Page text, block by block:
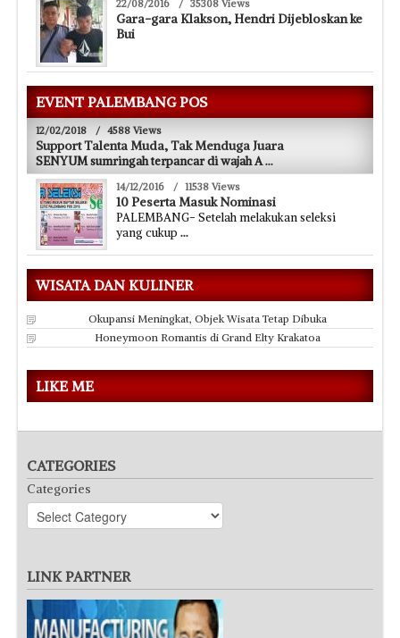
22/08/2016 / 35308 Views
Gara-gara Klakson, Hendri Dijebloskan ke
Bui
EVENT PALEMBANG POS
12/02/2018 / 4588 Views
Support Talenta Muda, Tak Menduga Juara
SENYUM sumringah terpancar di wajah A...
14/12/2016 / 11538 Views
10 Peserta Masuk Nominasi
PALEMBANG- Setelah melakukan seleksi
yang cukup ...
WISATA DAN KULINER
Okupansi Meningkat, Objek Wisata Tetap Dibuka
Honeymoon Romantis di Grand Elty Krakatoa
LIKE ME
CATEGORIES
Categories
LINK PARTNER